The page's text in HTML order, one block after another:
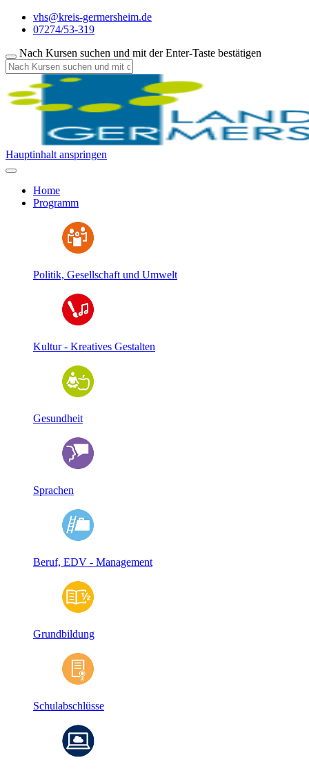
vhs@kreis-germersheim.de
07274/53-319
Nach Kursen suchen und mit der Enter-Taste bestätigen
Hauptinhalt anspringen
Home
Programm
Politik, Gesellschaft und Umwelt
Kultur - Kreatives Gestalten
Gesundheit
Sprachen
Beruf, EDV - Management
Grundbildung
Schulabschlüsse